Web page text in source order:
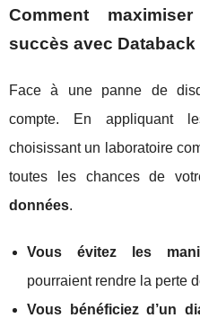
Comment
succès avec Databack
Face à une panne de
compte. En appliquant
choisissant un laboratoire
toutes les chances de
données.
Vous évitez les
pourraient rendre la perte
Vous bénéficiez d’un